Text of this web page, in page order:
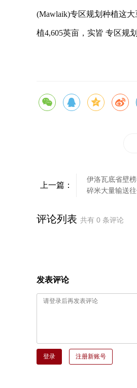
(Mawlaik)专区规划种植这
植4,605英亩，实皆 专区规
上一篇：
伊洛瓦底省壁
碎米大量输送
评论列表 共有 0 条评论
发表评论
登录 注册新账号